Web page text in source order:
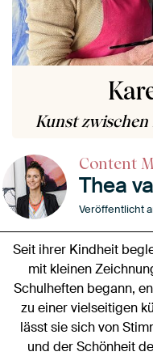
Kunst
Content
Thea
Veröffentlicht
Seit ihrer Kindheit
mit kleinen
Schulheften begann,
zu einer vielseitigen
lässt sie sich von
und der Schönheit